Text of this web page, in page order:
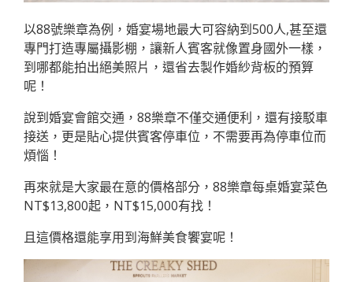
以88號樂章為例，婚宴場地最大可容納到500人,甚至還
專門打造專屬攝影棚，讓新人賓客就像置身國外一樣，
到哪都能拍出絕美照片，還省去製作婚紗背板的預算
呢！
說到婚宴會館交通，88樂章不僅交通便利，還有接駁車
接送，更是貼心提供賓客停車位，不需要再為停車位而
煩惱！
再來就是大家最在意的價格部分，88樂章每桌婚宴菜色
NT$13,800起，NT$15,000有找！
且這價格還能享用到海鮮美食饗宴呢！